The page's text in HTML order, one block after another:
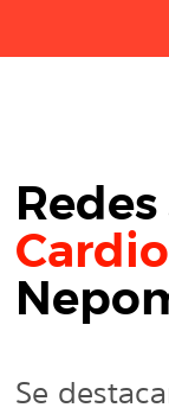
Se